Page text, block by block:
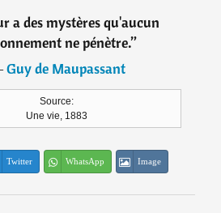
a des mystères qu'aucun
ne pénètre.”
Guy de Maupassant
Source:
Une vie, 1883
Twitter WhatsApp Image